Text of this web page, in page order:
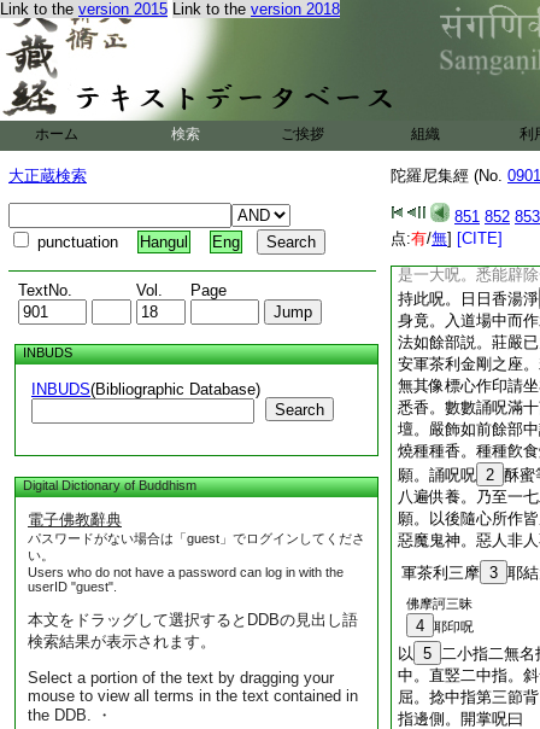
Link to the version 2015 Link to the version 2018
ホーム 検索 ご挨拶 組織 利
大正蔵検索
punctuation Hangul Eng
TextNo. Vol. Page
INBUDS
INBUDS(Bibliographic Database)
Search
Digital Dictionary of Buddhism
電子佛教辭典
パスワードがない場合は「guest」でログインしてくださ
い。
Users who do not have a password can log in with the
userID "guest".
本文をドラッグして選択するとDDBの見出し語
検索結果が表示されます。
Select a portion of the text by dragging your
mouse to view all terms in the text contained in
the DDB. ・
陀羅尼集經 (No.
851 852 853
点:有/無] [CITE]
囉刹娑 陀
三十
婆楡沒咄鼻標 陀
三十
七
唵唵唵
四十一
四十
三
囉 上音 怛若
是一大呪。悉能辟
持此呪。日日香湯淨
身竟。入道場中而
法如餘部説。莊嚴
安軍茶利金剛之座
無其像標心作印請
悉香。數數誦呪滿
壇。嚴飾如前餘部
燒種種香。種種飮
願。誦呪呪 2 酥蜜
八遍供養。乃至一
願。以後隨心所作
惡魔鬼神。惡人非
軍茶利三摩 3 耶
佛摩訶三昧
4 耶印呪
以 5 二小指二無名
中。直竪二中指。
屈。捻中指第三節
指邊側。開掌呪曰